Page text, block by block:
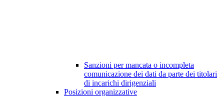
Sanzioni per mancata o incompleta
comunicazione dei dati da parte dei titolari
di incarichi dirigenziali
Posizioni organizzative